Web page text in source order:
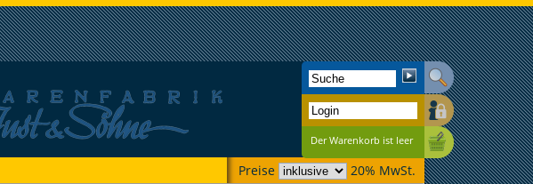
Der Warenkorb ist leer
Preise 20% MwSt.